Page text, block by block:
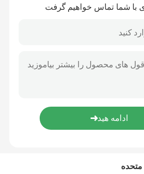
با شما تماس خواهیم گرفت
متحده